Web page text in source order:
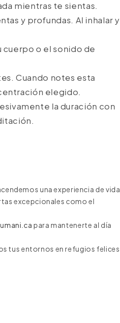
mientras te sientas.
y profundas. Al inhalar y
o el sonido de
Cuando notes esta
elegido.
la duración con
una experiencia de vida
excepcionales como el
para mantenerte al día
tus entornos en refugios felices